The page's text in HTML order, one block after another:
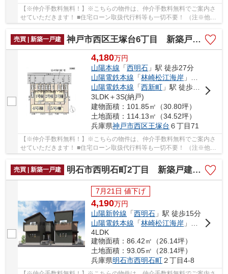
【※仲介手数料無料！】※こちらの物件は、仲介手数料無料でご案内さ
せていただきます！ ■住宅ローン取扱代行料等も一切不要！ （注※他社
売買 | 新築一戸建
神戸市西区王塚台6丁目 新築戸建3号棟 仲介手数料無料！
4,180万円
山陽本線 「西明石 」駅 徒歩27分
山陽電鉄本線 「林崎松江海岸 」駅 徒歩46分
山陽電鉄本線 「西新町 」駅 徒歩41分
3LDK＋3S(納戸)
建物面積：101.85㎡（30.80坪）
土地面積：114.13㎡（34.52坪）
兵庫県神戸市西区王塚台 ６丁目71
【※仲介手数料無料！】※こちらの物件は、仲介手数料無料でご案内さ
せていただきます！ ■住宅ローン取扱代行料等も一切不要！ （注※他社
では事務手数料として5万円～10万円必要な場合が...
売買 | 新築一戸建
明石市西明石町2丁目 新築戸建A号棟 仲介手数料無料！
7月21日 値下げ
4,190万円
山陽新幹線 「西明石 」駅 徒歩15分
山陽電鉄本線 「林崎松江海岸 」駅 徒歩28分
4LDK
建物面積：86.42㎡（26.14坪）
土地面積：93.05㎡（28.14坪）
兵庫県明石市西明石町２丁目4-8